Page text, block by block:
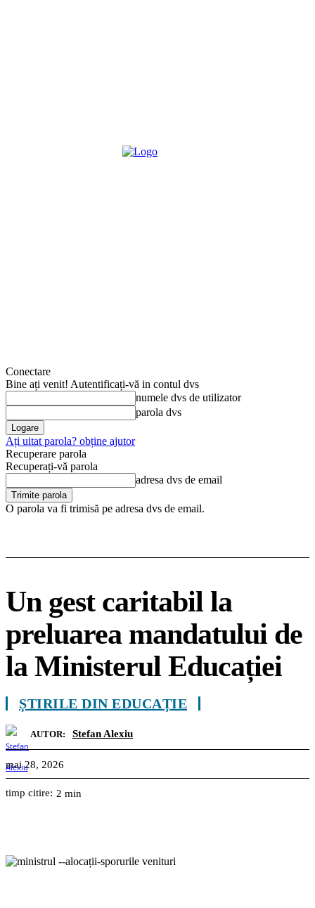
Conectare
Bine ați venit! Autentificați-vă in contul dvs
numele dvs de utilizator
parola dvs
Ați uitat parola? obține ajutor
Recuperare parola
Recuperați-vă parola
adresa dvs de email
O parola va fi trimisă pe adresa dvs de email.
Un gest caritabil la
preluarea mandatului de
la Ministerul Educației
ȘTIRILE DIN EDUCAȚIE
AUTOR: Stefan Alexiu
mai 28, 2026
timp citire: 2 min